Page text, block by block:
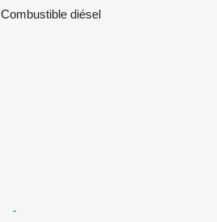
Combustible diésel